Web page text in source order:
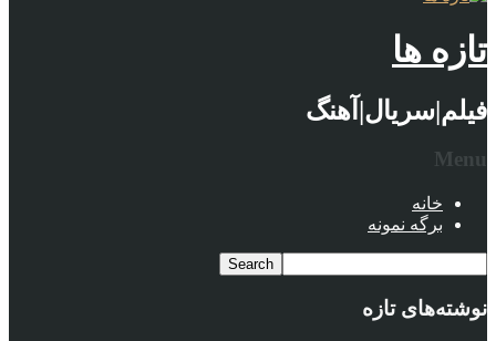
تازه ها
فیلم|سریال|آهنگ
Menu
خانه
برگه نمونه
نوشته‌های تازه